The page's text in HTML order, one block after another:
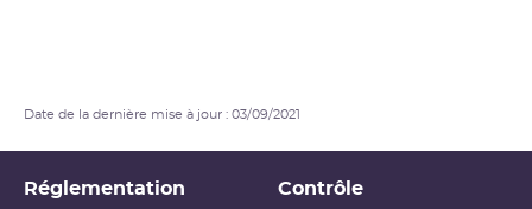
Date de la dernière mise à jour : 03/09/2021
Réglementation Contrôle